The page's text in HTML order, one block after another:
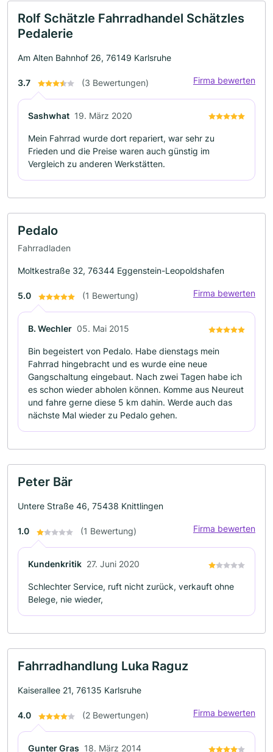
Rolf Schätzle Fahrradhandel Schätzles
Pedalerie
Am Alten Bahnhof 26, 76149 Karlsruhe
3.7 (3 Bewertungen) Firma bewerten
Sashwhat 19. März 2020
Mein Fahrrad wurde dort repariert, war sehr zu
Frieden und die Preise waren auch günstig im
Vergleich zu anderen Werkstätten.
Pedalo
Fahrradladen
Moltkestraße 32, 76344 Eggenstein-Leopoldshafen
5.0 (1 Bewertung) Firma bewerten
B. Wechler 05. Mai 2015
Bin begeistert von Pedalo. Habe dienstags mein
Fahrrad hingebracht und es wurde eine neue
Gangschaltung eingebaut. Nach zwei Tagen habe ich
es schon wieder abholen können. Komme aus Neureut
und fahre gerne diese 5 km dahin. Werde auch das
nächste Mal wieder zu Pedalo gehen.
Peter Bär
Untere Straße 46, 75438 Knittlingen
1.0 (1 Bewertung) Firma bewerten
Kundenkritik 27. Juni 2020
Schlechter Service, ruft nicht zurück, verkauft ohne
Belege, nie wieder,
Fahrradhandlung Luka Raguz
Kaiserallee 21, 76135 Karlsruhe
4.0 (2 Bewertungen) Firma bewerten
Gunter Gras 18. März 2014